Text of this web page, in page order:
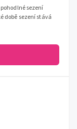
sezení
době sezení stává